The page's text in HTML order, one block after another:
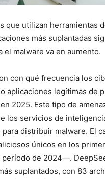
que utilizan herramientas
más suplantadas
el malware va en aumento.
con qué frecuencia los
aplicaciones legítimas de
2025. Este tipo de
los servicios de
distribuir malware. El
únicos en los
período de 2024—.
suplantados, con 83